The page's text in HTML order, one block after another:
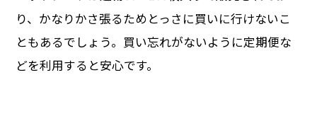
り、かなりかさ張るためとっさに買いに行けないこ
ともあるでしょう。買い忘れがないように定期便な
どを利用すると安心です。